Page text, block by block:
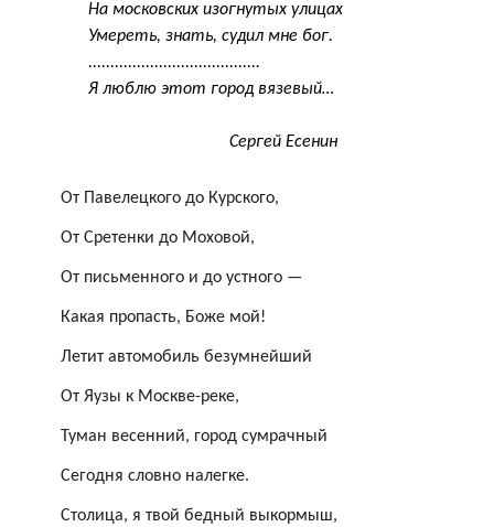
На московских изогнутых улицах
Умереть, знать, судил мне бог.
.......................................
Я люблю этот город вязевый…
Сергей Есенин
От Павелецкого до Курского,
От Сретенки до Моховой,
От письменного и до устного —
Какая пропасть, Боже мой!
Летит автомобиль безумнейший
От Яузы к Москве-реке,
Туман весенний, город сумрачный
Сегодня словно налегке.
Столица, я твой бедный выкормыш,